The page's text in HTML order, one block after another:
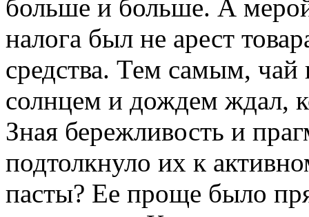
больше и больше. А
налога был не арест
средства. Тем самым,
солнцем и дождем ждал,
Зная бережливость и
подтолкнуло их к
пасты? Ее проще было